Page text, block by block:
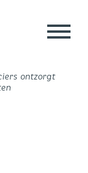
ontzorgt